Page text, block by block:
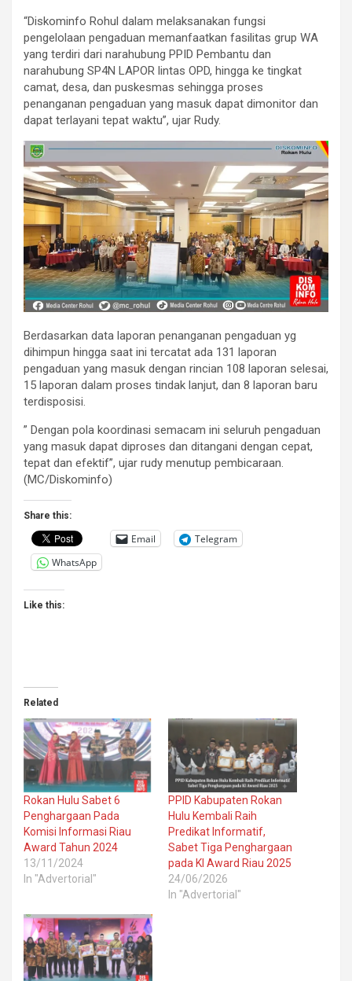
“Diskominfo Rohul dalam melaksanakan fungsi
pengelolaan pengaduan memanfaatkan fasilitas grup WA
yang terdiri dari narahubung PPID Pembantu dan
narahubung SP4N LAPOR lintas OPD, hingga ke tingkat
camat, desa, dan puskesmas sehingga proses
penanganan pengaduan yang masuk dapat dimonitor dan
dapat terlayani tepat waktu”, ujar Rudy.
Berdasarkan data laporan penanganan pengaduan yg
dihimpun hingga saat ini tercatat ada 131 laporan
pengaduan yang masuk dengan rincian 108 laporan selesai,
15 laporan dalam proses tindak lanjut, dan 8 laporan baru
terdisposisi.
” Dengan pola koordinasi semacam ini seluruh pengaduan
yang masuk dapat diproses dan ditangani dengan cepat,
tepat dan efektif”, ujar rudy menutup pembicaraan.
(MC/Diskominfo)
Share this:
Email
Telegram
WhatsApp
Like this:
Related
Rokan Hulu Sabet 6
Penghargaan Pada
Komisi Informasi Riau
Award Tahun 2024
13/11/2024
In "Advertorial"
PPID Kabupaten Rokan
Hulu Kembali Raih
Predikat Informatif,
Sabet Tiga Penghargaan
pada KI Award Riau 2025
24/06/2026
In "Advertorial"